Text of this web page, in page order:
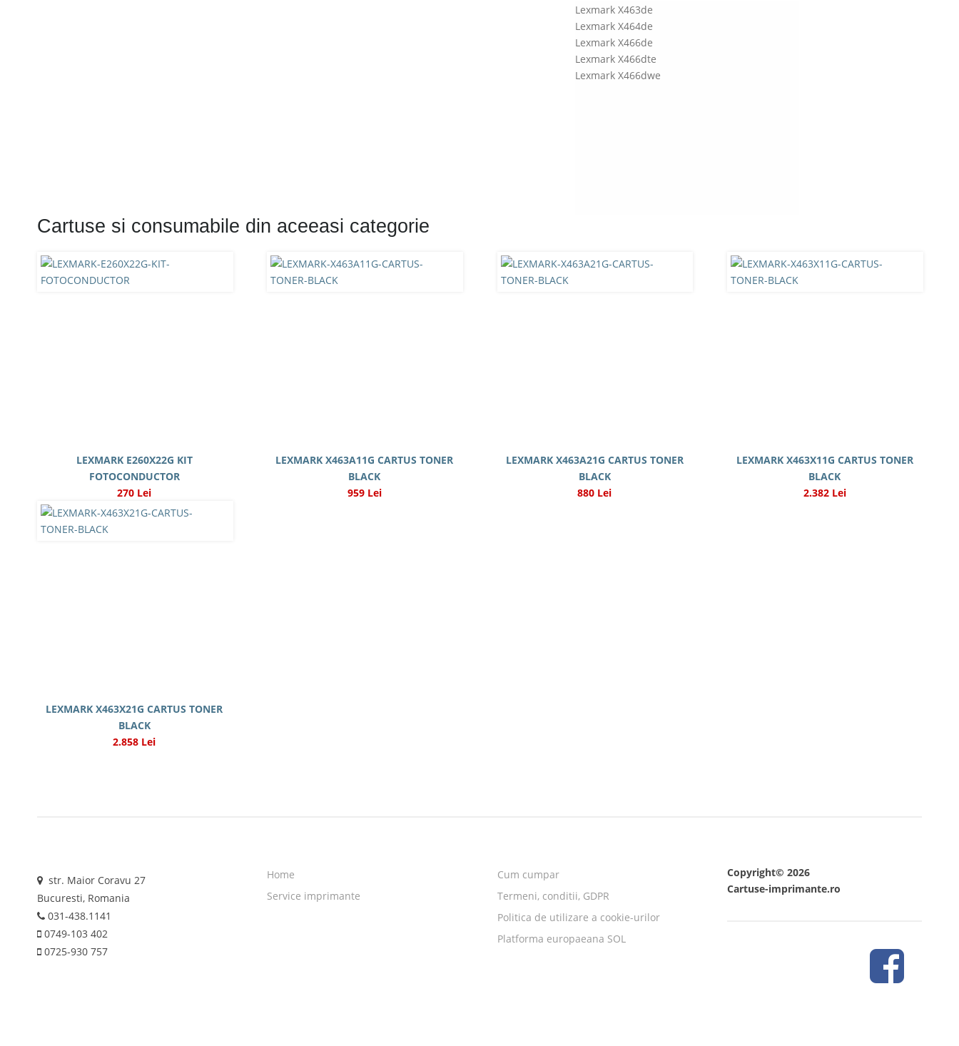
Lexmark X463de
Lexmark X464de
Lexmark X466de
Lexmark X466dte
Lexmark X466dwe
Cartuse si consumabile din aceeasi categorie
LEXMARK E260X22G KIT
FOTOCONDUCTOR
270 Lei
LEXMARK X463A11G CARTUS TONER
BLACK
959 Lei
LEXMARK X463A21G CARTUS TONER
BLACK
880 Lei
LEXMARK X463X11G CARTUS TONER
BLACK
2.382 Lei
LEXMARK X463X21G CARTUS TONER
BLACK
2.858 Lei
str. Maior Coravu 27
Bucuresti, Romania
031-438.1141
0749-103 402
0725-930 757
Home
Service imprimante
Cum cumpar
Termeni, conditii, GDPR
Politica de utilizare a cookie-urilor
Platforma europaeana SOL
Copyright© 2026
Cartuse-imprimante.ro